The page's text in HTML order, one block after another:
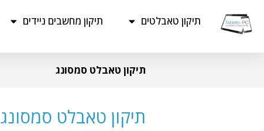
תיקון טאבלטים תיקון מחשבים ניידים
תיקון טאבלט סמסונג
תיקון טאבלט סמסונג